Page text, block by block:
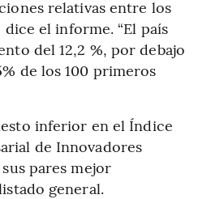
relativas entre los
dice el informe. “El país
del 12,2 %, por debajo
de los 100 primeros
inferior en el Índice
de Innovadores
pares mejor
general.